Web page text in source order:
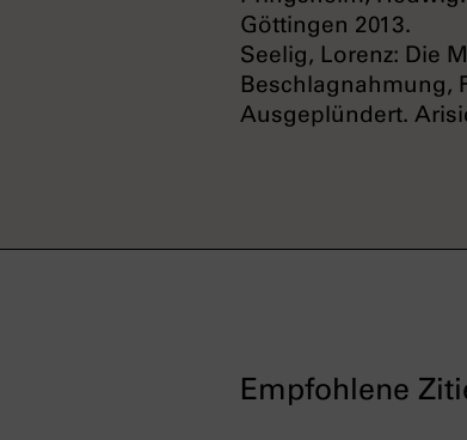
Göttingen 2013.
Seelig, Lorenz: Die
Beschlagnahmung,
Ausgeplündert.
Empfohlene